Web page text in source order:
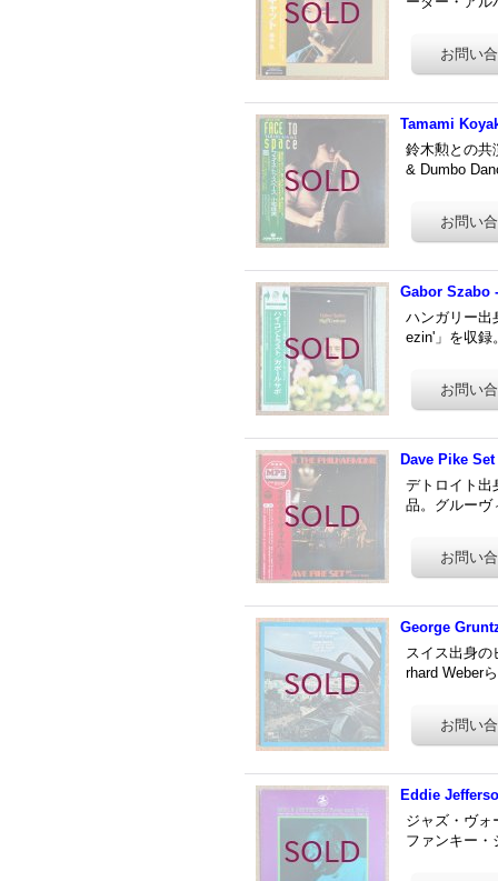
Tamami
鈴木勲との共
& Dumbo
Gabor Szabo
ハンガリー出
ezin'」を収
Dave Pike
デトロイト出
品。グルーヴ
George
スイス出身の
rhard Weber
Eddie
ジャズ・ヴォ
ファンキー